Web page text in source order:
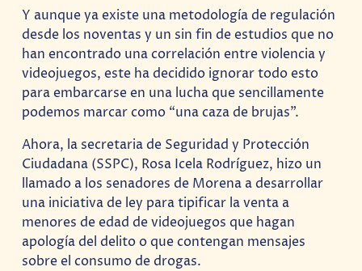
Y aunque ya existe una metodología de regulación
desde los noventas y un sin fin de estudios que no
han encontrado una correlación entre violencia y
videojuegos, este ha decidido ignorar todo esto
para embarcarse en una lucha que sencillamente
podemos marcar como “una caza de brujas”.
Ahora, la secretaria de Seguridad y Protección
Ciudadana (SSPC), Rosa Icela Rodríguez, hizo un
llamado a los senadores de Morena a desarrollar
una iniciativa de ley para tipificar la venta a
menores de edad de videojuegos que hagan
apología del delito o que contengan mensajes
sobre el consumo de drogas.